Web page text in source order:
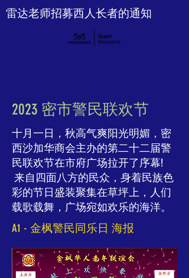
雷达老师招募西人长者的通知
2023 密市警民联欢节
十月一日，秋高气爽阳光明媚，密
西沙加华商会主办的第二十二届警
民联欢节在市府广场拉开了序幕!
来自四面八方的民众，身着民族色
彩的节日盛装聚集在草坪上，人们
载歌载舞，广场宛如欢乐的海洋。
A1 - 金枫警民同乐日 海报